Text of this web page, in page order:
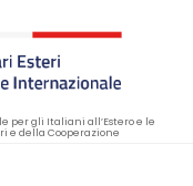
per gli Italiani all’Estero e le
e della Cooperazione